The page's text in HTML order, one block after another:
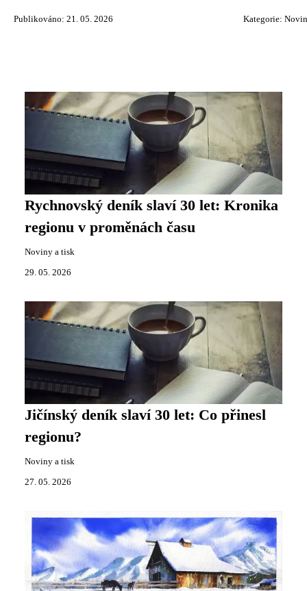
Publikováno: 21. 05. 2026 Kategorie:
Rychnovský deník slaví 30 let: Kronika
regionu v proměnách času
Noviny a tisk
29. 05. 2026
Jičínský deník slaví 30 let: Co přinesl
regionu?
Noviny a tisk
27. 05. 2026